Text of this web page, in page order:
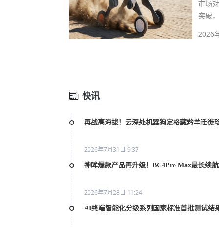
市场
突破
2026
快讯
再战高海拔！云深处机器狗定格藏羚羊迁徙
2026年7月31日 9:37
神眸爆款产品再升级！BC4Pro Max最长续
2026年7月28日 11:24
AI终端智能化分级系列国家标准首批测试结